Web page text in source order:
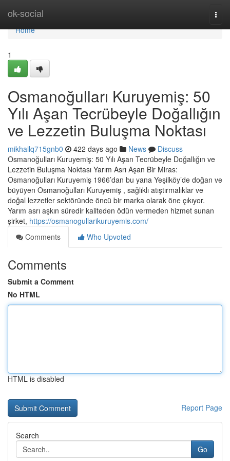
ok-social
Home
Home
1
Osmanoğulları Kuruyemiş: 50
Yılı Aşan Tecrübeyle Doğallığın
ve Lezzetin Buluşma Noktası
mikhailq715gnb0 422 days ago News
Discuss
Osmanoğulları Kuruyemiş: 50 Yılı Aşan Tecrübeyle Doğallığın ve
Lezzetin Buluşma Noktası Yarım Asrı Aşan Bir Miras:
Osmanoğulları Kuruyemiş 1966’dan bu yana Yeşilköy’de doğan ve
büyüyen Osmanoğulları Kuruyemiş , sağlıklı atıştırmalıklar ve
doğal lezzetler sektöründe öncü bir marka olarak öne çıkıyor.
Yarım asrı aşkın süredir kaliteden ödün vermeden hizmet sunan
şirket, https://osmanogullarikuruyemis.com/
Comments
Who Upvoted
Comments
Submit a Comment
No HTML
HTML is disabled
Report Page
Search
Go